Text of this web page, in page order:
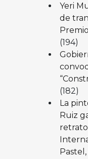
Yeri
de
(194)
(182)
La
Ruiz
retrato